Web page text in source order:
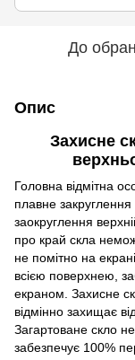
До
Опис
Захисне
Головна відмітна
плавне
заокруглення
про край скла
не помітно на
всією поверхнею,
екраном. Захисне
відмінно захищає
Загартоване скло
забезпечує 100%